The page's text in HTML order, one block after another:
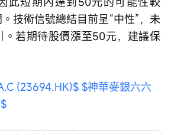
技術信號總結目前呈“中性”，未
。若期待股價漲至50元，建議保
(23694.HK)$ $神華麥銀六六